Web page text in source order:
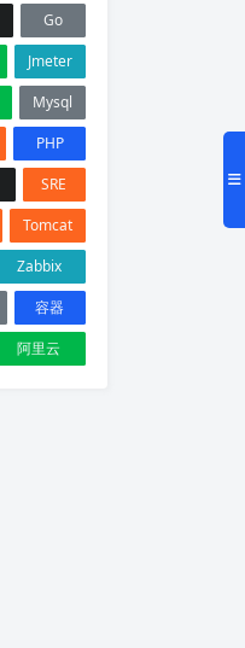
Go
Jmeter
Mysql
PHP
SRE
Tomcat
Zabbix
容器
阿里云